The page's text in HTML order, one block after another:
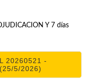
Y 7 días
20260521 -
5/2026)